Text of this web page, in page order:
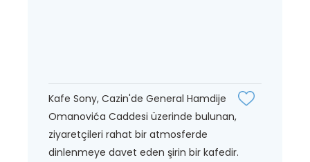
Kafe Sony, Cazin'de General Hamdije
Omanovića Caddesi üzerinde bulunan,
ziyaretçileri rahat bir atmosferde
dinlenmeye davet eden şirin bir kafedir.